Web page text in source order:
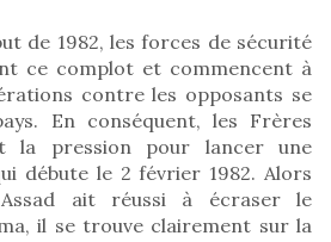
de 1982, les forces de sécurité
ce complot et commencent à
contre les opposants se
En conséquent, les Frères
la pression pour lancer une
débute le 2 février 1982. Alors
ait réussi à écraser le
il se trouve clairement sur la